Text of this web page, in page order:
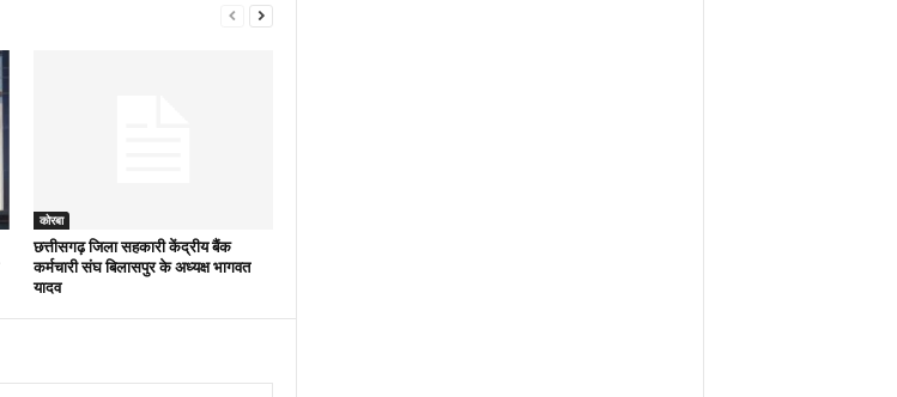
कोरबा
छत्तीसगढ़ जिला सहकारी केंद्रीय बैंक
कर्मचारी संघ बिलासपुर के अध्यक्ष भागवत
यादव